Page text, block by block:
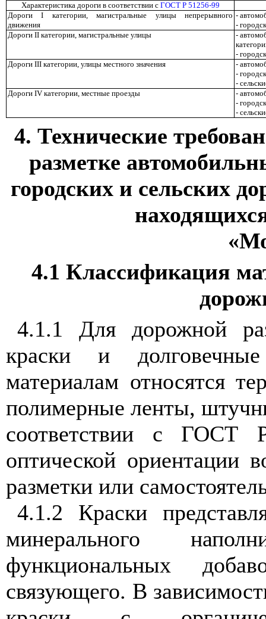
Характеристика дороги в соответствии с ГОСТ Р 51256-99
ДорогиI категории, магистральные улицы непрерывного
движения
-
-
Дороги IIкатегории, магистральные улицы
-
-
Дороги IIIкатегории, улицы местного значения
-
-
-
Дороги IVкатегории, местные проезды
-
-
-
4. Технические
разметке
городских и сельских
4.1 Классификация
4.1.1 Для дорожной
краски и
материалам относятся
полимерные ленты,
соответствии с ГОСТ
оптической ориентации
разметки или
4.1.2 Краски
минерального
функциональных
связующего. В